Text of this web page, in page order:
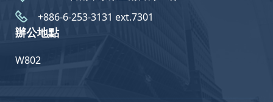
+886-6-253-3131 ext.7301
辦公地點
W802